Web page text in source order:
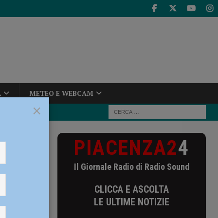
METEO E WEBCAM
perduta” PIACENZA24
Il Giornale Radio di Radio Sound
CLICCA E ASCOLTA
LE ULTIME NOTIZIE
×